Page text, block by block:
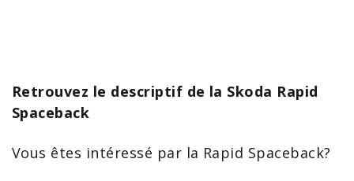
Retrouvez le descriptif de la Skoda Rapid
Spaceback
Vous êtes intéressé par la Rapid Spaceback?